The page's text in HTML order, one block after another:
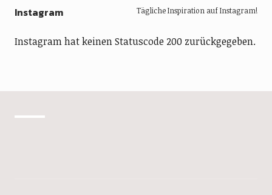
Instagram
Instagram hat keinen Statuscode 200 zurückgegeben.
Tägliche Inspiration auf Instagram!